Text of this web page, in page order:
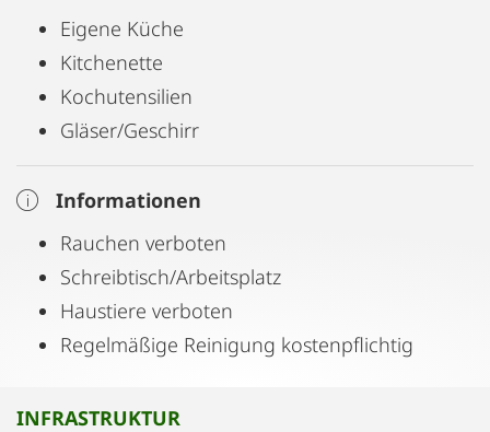
Eigene Küche
Kitchenette
Kochutensilien
Gläser/Geschirr
Informationen
Rauchen verboten
Schreibtisch/Arbeitsplatz
Haustiere verboten
Regelmäßige Reinigung kostenpflichtig
INFRASTRUKTUR